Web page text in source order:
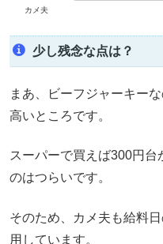
カメ夫
少し残念な点は？
まあ、ビーフジャーキー
高いところです。
スーパーで買えば300円
のはつらいです。
そのため、カメ夫も給料
用しています。